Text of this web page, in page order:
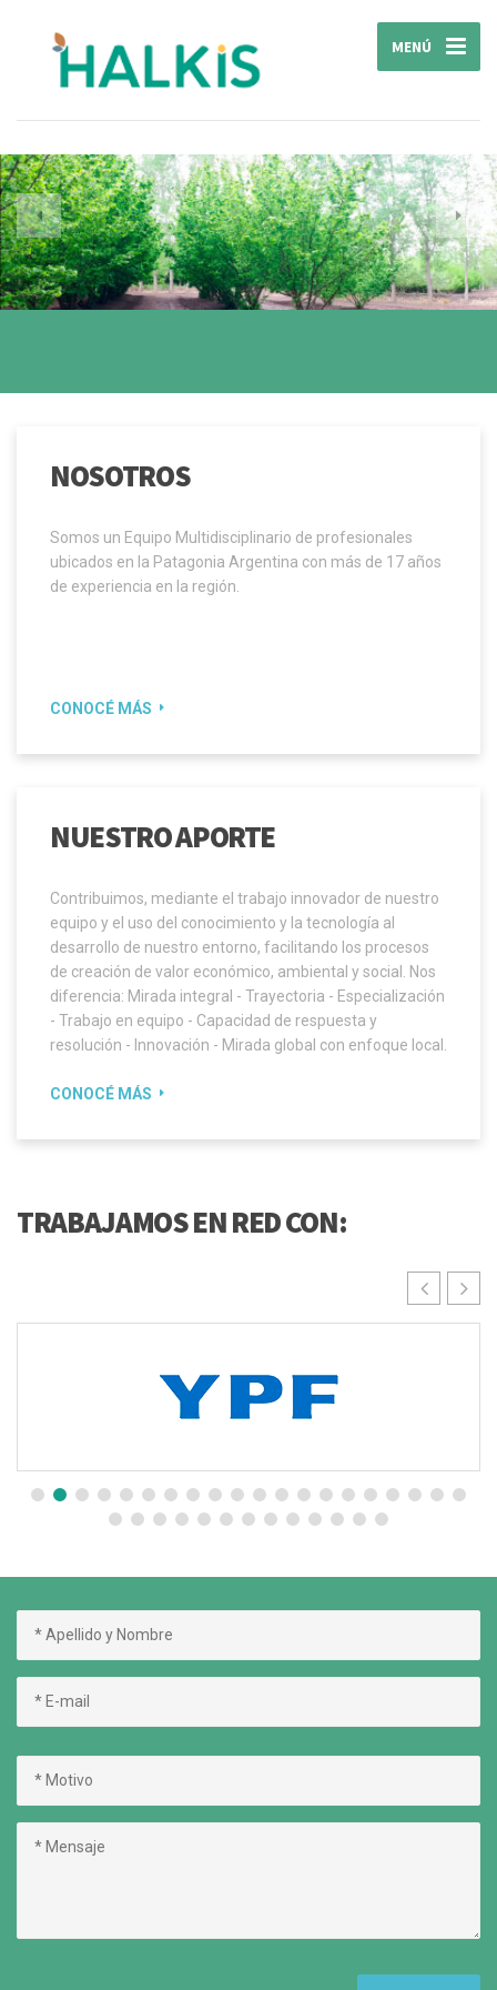
MENÚ
NOSOTROS
Somos un Equipo Multidisciplinario de profesionales
ubicados en la Patagonia Argentina con más de 17 años
de experiencia en la región.
CONOCÉ MÁS
NUESTRO APORTE
Contribuimos, mediante el trabajo innovador de nuestro
equipo y el uso del conocimiento y la tecnología al
desarrollo de nuestro entorno, facilitando los procesos
de creación de valor económico, ambiental y social. Nos
diferencia: Mirada integral - Trayectoria - Especialización
- Trabajo en equipo - Capacidad de respuesta y
resolución - Innovación - Mirada global con enfoque local.
CONOCÉ MÁS
TRABAJAMOS EN RED CON: